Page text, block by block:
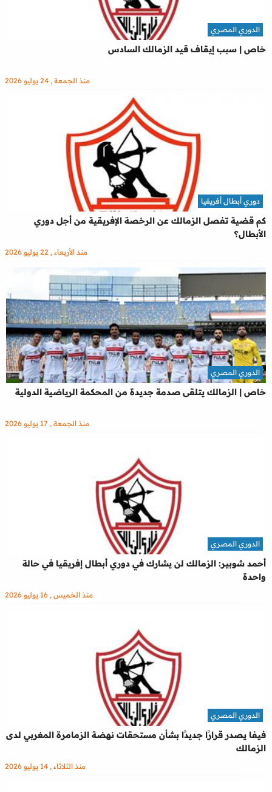
خاص | سبب إيقاف قيد الزمالك السادس
الدوري المصري
منذ الجمعة , 24 يوليو 2026
كم قضية تفصل الزمالك عن الرخصة الإفريقية من أجل دوري
الأبطال؟
دوري أبطال أفريقيا
منذ الأربعاء , 22 يوليو 2026
خاص | الزمالك يتلقى صدمة جديدة من المحكمة الرياضية الدولية
الدوري المصري
منذ الجمعة , 17 يوليو 2026
أحمد شوبير: الزمالك لن يشارك في دوري أبطال إفريقيا في حالة
واحدة
الدوري المصري
منذ الخميس , 16 يوليو 2026
فيفا يصدر قرارًا جديدًا بشأن مستحقات نهضة الزمامرة المغربي لدى
الزمالك
الدوري المصري
منذ الثلاثاء , 14 يوليو 2026